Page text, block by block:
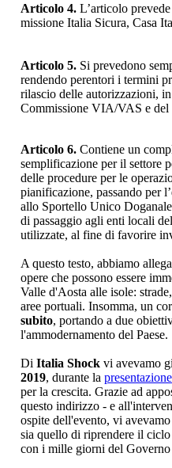
Articolo 4. L’articolo
missione Italia Sicura, Casa
Articolo 5. Si prevedono
rendendo perentori i termini
rilascio delle autorizzazioni,
Commissione VIA/VAS e del
Articolo 6. Contiene un
semplificazione per il settore
delle procedure per le
pianificazione, passando per
allo Sportello Unico
di passaggio agli enti locali
utilizzate, al fine di favorire
A questo testo, abbiamo
opere che possono essere
Valle d'Aosta alle isole:
aree portuali. Insomma, un
subito, portando a due
l'ammodernamento del Paese.
Di Italia Shock vi avevamo
2019, durante la presentazione
per la crescita. Grazie ad
questo indirizzo - e
ospite dell'evento, vi
sia quello di riprendere il
con i mille giorni del